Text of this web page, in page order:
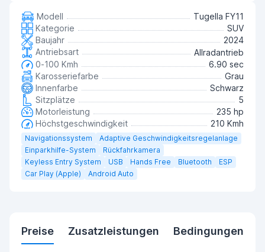
Modell
Tugella FY11
Kategorie
SUV
Baujahr
2024
Antriebsart
Allradantrieb
0-100 Kmh
6.90 sec
Karosseriefarbe
Grau
Innenfarbe
Schwarz
Sitzplätze
5
Motorleistung
235 hp
Höchstgeschwindigkeit
210 Kmh
Navigationssystem
Adaptive Geschwindigkeitsregelanlage
Einparkhilfe-System
Rückfahrkamera
Keyless Entry System
USB Hands Free Bluetooth
ESP
Car Play (Apple)
Android Auto
Preise Zusatzleistungen Bedingungen